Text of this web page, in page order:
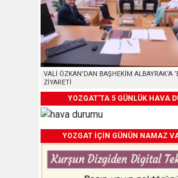
VALİ ÖZKAN’DAN BAŞHEKİM ALBAYRAK’A
ZİYARETİ
YOZGAT'TA 5 GÜNLÜK HAVA
YOZGAT İÇİN GÜNÜN NAMAZ